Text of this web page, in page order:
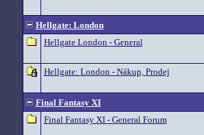
Hellgate: London
Hellgate London - General
Hellgate: London - Nákup, Prodej
Final Fantasy XI
Final Fantasy XI - General Forum